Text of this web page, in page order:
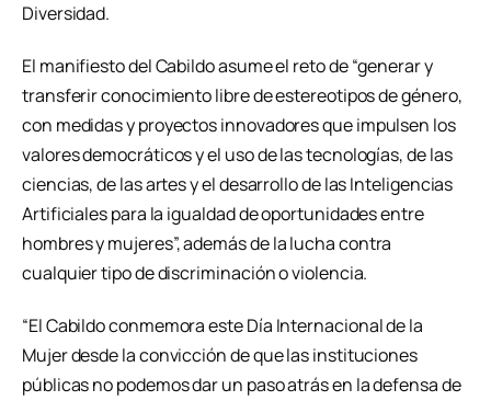
Diversidad.
El manifiesto del Cabildo asume el reto de “generar y
transferir conocimiento libre de estereotipos de género,
con medidas y proyectos innovadores que impulsen los
valores democráticos y el uso de las tecnologías, de las
ciencias, de las artes y el desarrollo de las Inteligencias
Artificiales para la igualdad de oportunidades entre
hombres y mujeres”, además de la lucha contra
cualquier tipo de discriminación o violencia.
“El Cabildo conmemora este Día Internacional de la
Mujer desde la convicción de que las instituciones
públicas no podemos dar un paso atrás en la defensa de